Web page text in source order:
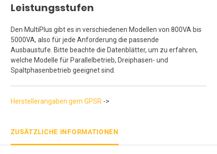
Leistungsstufen
Den MultiPlus gibt es in verschiedenen Modellen von 800VA bis
5000VA, also für jede Anforderung die passende
Ausbaustufe. Bitte beachte die Datenblätter, um zu erfahren,
welche Modelle für Parallelbetrieb, Dreiphasen- und
Spaltphasenbetrieb geeignet sind.
Herstellerangaben gem GPSR ->
ZUSÄTZLICHE INFORMATIONEN